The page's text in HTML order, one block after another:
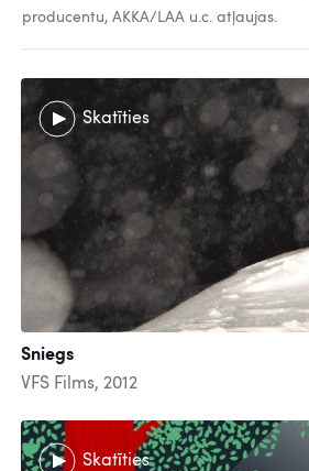
producentu, AKKA/LAA u.c. atļaujas.
Skatīties
Sniegs
VFS Films, 2012
Skatīties